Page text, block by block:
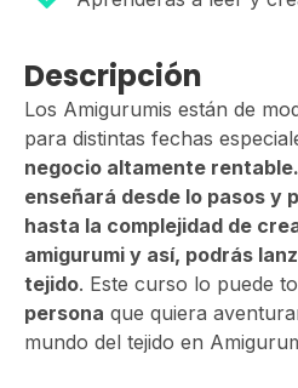
Descripción
Los Amigurumis están de
para distintas fechas
negocio altamente
enseñará desde lo pasos y
hasta la complejidad de
amigurumi y así, podrás
tejido. Este curso lo puede
persona que quiera
mundo del tejido en